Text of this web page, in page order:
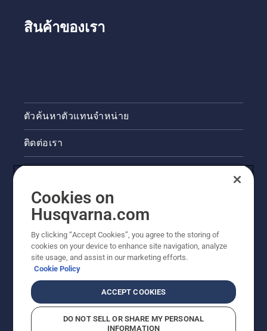
หญ้า
กรณีที่
สินค้าของเรา
ตัวค้นหาตัวแทนจำหน่าย
ติดต่อเรา
ข่าวสารและกิจกรรม
ข้อมูลผลิตภัณฑ์ทางกฎหมาย
ไซต์ฮุสวาน่าอื่นๆ
Cookies on
Husqvarna.com
By clicking “Accept Cookies”, you agree to the storing of
cookies on your device to enhance site navigation, analyze
site usage, and assist in our marketing efforts.
Cookie Policy
ACCEPT COOKIES
DO NOT SELL OR SHARE MY PERSONAL
INFORMATION